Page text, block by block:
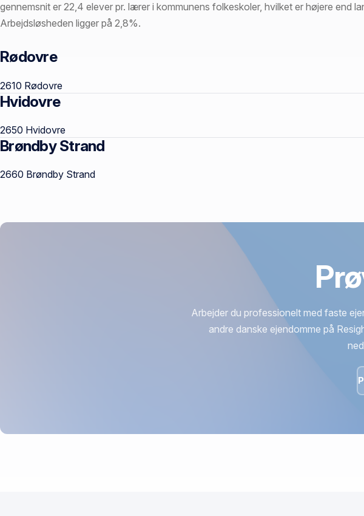
gennemsnit er 22,4 elever pr. lærer i kommunens folkeskoler, hvilket er højere end
Arbejdsløsheden ligger på 2,8%.
Postnumre
Rødovre
2610 Rødovre
Hvidovre
2650 Hvidovre
Brøndby Strand
2660 Brøndby Strand
Arbejder du professionelt med faste
andre danske ejendomme på